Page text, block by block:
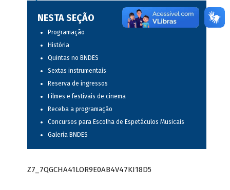
NESTA SEÇÃO
Programação
História
Quintas no BNDES
Sextas instrumentais
Reserva de ingressos
Filmes e festivais de cinema
Receba a programação
Concursos para Escolha de Espetáculos Musicais
Galeria BNDES
Z7_7QGCHA41LOR9E0AB4V47KI18D5